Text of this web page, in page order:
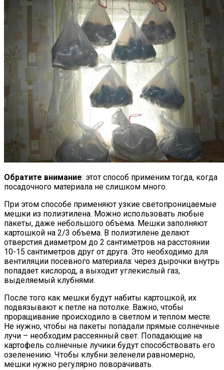
Обратите внимание: этот способ применим тогда, когда
посадочного материала не слишком много.
При этом способе применяют узкие светопроницаемые
мешки из полиэтилена. Можно использовать любые
пакеты, даже небольшого объема. Мешки заполняют
картошкой на 2/3 объема. В полиэтилене делают
отверстия диаметром до 2 сантиметров на расстоянии
10-15 сантиметров друг от друга. Это необходимо для
вентиляции посевного материала: через дырочки внутрь
попадает кислород, а выходит углекислый газ,
выделяемый клубнями.
После того как мешки будут набиты картошкой, их
подвязывают к петле на потолке. Важно, чтобы
проращивание происходило в светлом и теплом месте.
Не нужно, чтобы на пакеты попадали прямые солнечные
лучи – необходим рассеянный свет. Попадающие на
картофель солнечные лучики будут способствовать его
озеленению. Чтобы клубни зеленели равномерно,
мешки нужно регулярно поворачивать.